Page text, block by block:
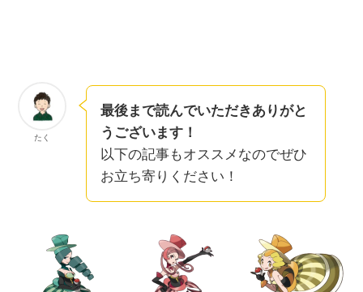
たく
最後まで読んでいただきありがと
うございます！
以下の記事もオススメなのでぜひ
お立ち寄りください！